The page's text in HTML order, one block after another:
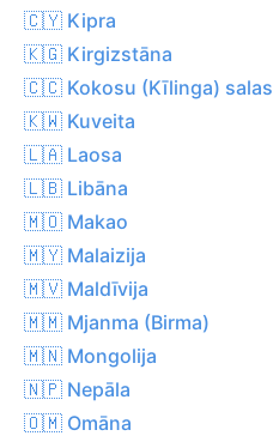
🇨🇾 Kipra
🇰🇬 Kirgizstāna
🇨🇨 Kokosu (Kīlinga) salas
🇰🇼 Kuveita
🇱🇦 Laosa
🇱🇧 Libāna
🇲🇴 Makao
🇲🇾 Malaizija
🇲🇻 Maldīvija
🇲🇲 Mjanma (Birma)
🇲🇳 Mongolija
🇳🇵 Nepāla
🇴🇲 Omāna